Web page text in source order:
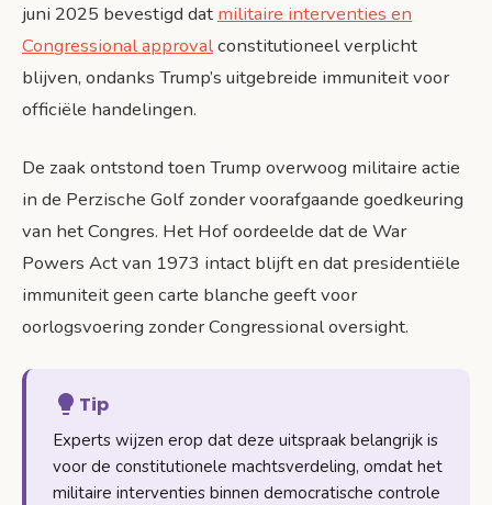
juni 2025 bevestigd dat militaire interventies en
Congressional approvalconstitutioneel verplicht
blijven, ondanks Trump’s uitgebreide immuniteit voor
officiële handelingen.
De zaak ontstond toen Trump overwoog militaire actie
in de Perzische Golf zonder voorafgaande goedkeuring
van het Congres. Het Hof oordeelde dat de War
Powers Act van 1973 intact blijft en dat presidentiële
immuniteit geen carte blanche geeft voor
oorlogsvoering zonder Congressional oversight.
Tip
Experts wijzen erop dat deze uitspraak belangrijk is
voor de constitutionele machtsverdeling, omdat het
militaire interventies binnen democratische controle